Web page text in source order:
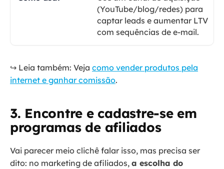
(YouTube/blog/redes) para
captar leads e aumentar LTV
com sequências de e-mail.
↪️ Leia também: Veja como vender produtos pela
internet e ganhar comissão.
3. Encontre e cadastre-se em
programas de afiliados
Vai parecer meio clichê falar isso, mas precisa ser
dito: no marketing de afiliados, a escolha do